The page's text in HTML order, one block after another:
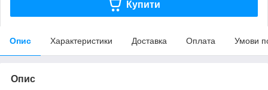
Купити
Опис Характеристики Доставка Оплата Умови
Опис